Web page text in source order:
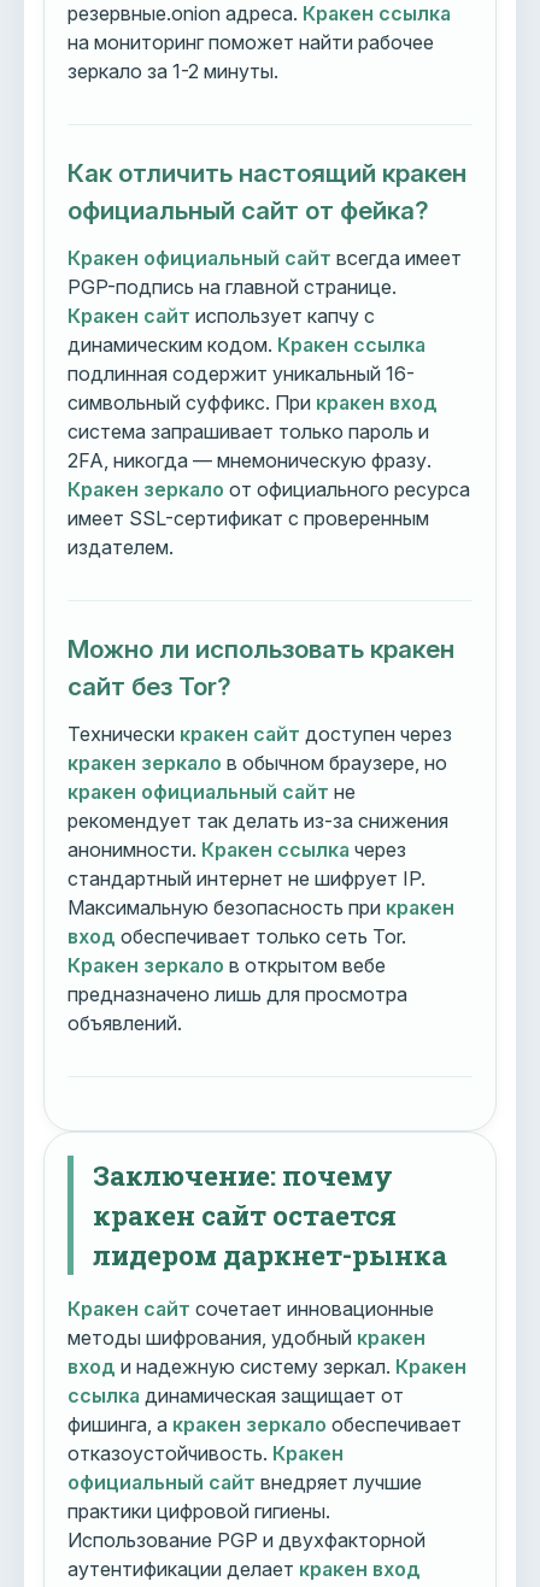
резервные.onion адреса. Кракен ссылка
на мониторинг поможет найти рабочее
зеркало за 1-2 минуты.
Как отличить настоящий кракен
официальный сайт от фейка?
Кракен официальный сайт всегда имеет
PGP-подпись на главной странице.
Кракен сайт использует капчу с
динамическим кодом. Кракен ссылка
подлинная содержит уникальный 16-
символьный суффикс. При кракен вход
система запрашивает только пароль и
2FA, никогда — мнемоническую фразу.
Кракен зеркало от официального ресурса
имеет SSL-сертификат с проверенным
издателем.
Можно ли использовать кракен
сайт без Tor?
Технически кракен сайт доступен через
кракен зеркало в обычном браузере, но
кракен официальный сайт не
рекомендует так делать из-за снижения
анонимности. Кракен ссылка через
стандартный интернет не шифрует IP.
Максимальную безопасность при кракен
вход обеспечивает только сеть Tor.
Кракен зеркало в открытом вебе
предназначено лишь для просмотра
объявлений.
Заключение: почему
кракен сайт остается
лидером даркнет-рынка
Кракен сайт сочетает инновационные
методы шифрования, удобный кракен
вход и надежную систему зеркал. Кракен
ссылка динамическая защищает от
фишинга, а кракен зеркало обеспечивает
отказоустойчивость. Кракен
официальный сайт внедряет лучшие
практики цифровой гигиены.
Использование PGP и двухфакторной
аутентификации делает кракен вход